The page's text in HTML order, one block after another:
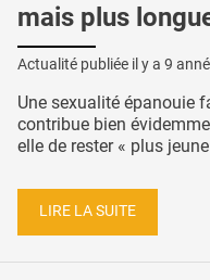
mais plus
Actualité publiée il y a 9
Une sexualité épanouie
contribue bien
elle de rester « plus
LIRE LA SUITE